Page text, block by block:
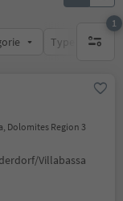
Type catering
1
1
Dolomites Region 3
Villabassa